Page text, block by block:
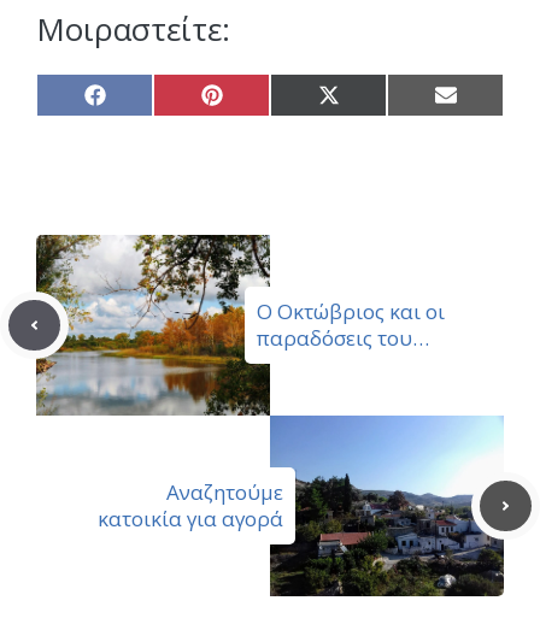
Μοιραστείτε:
Share
on
Share
on
Share
on
Share
on
Ο Οκτώβριος και οι
παραδόσεις του…
Αναζητούμε
κατοικία για αγορά